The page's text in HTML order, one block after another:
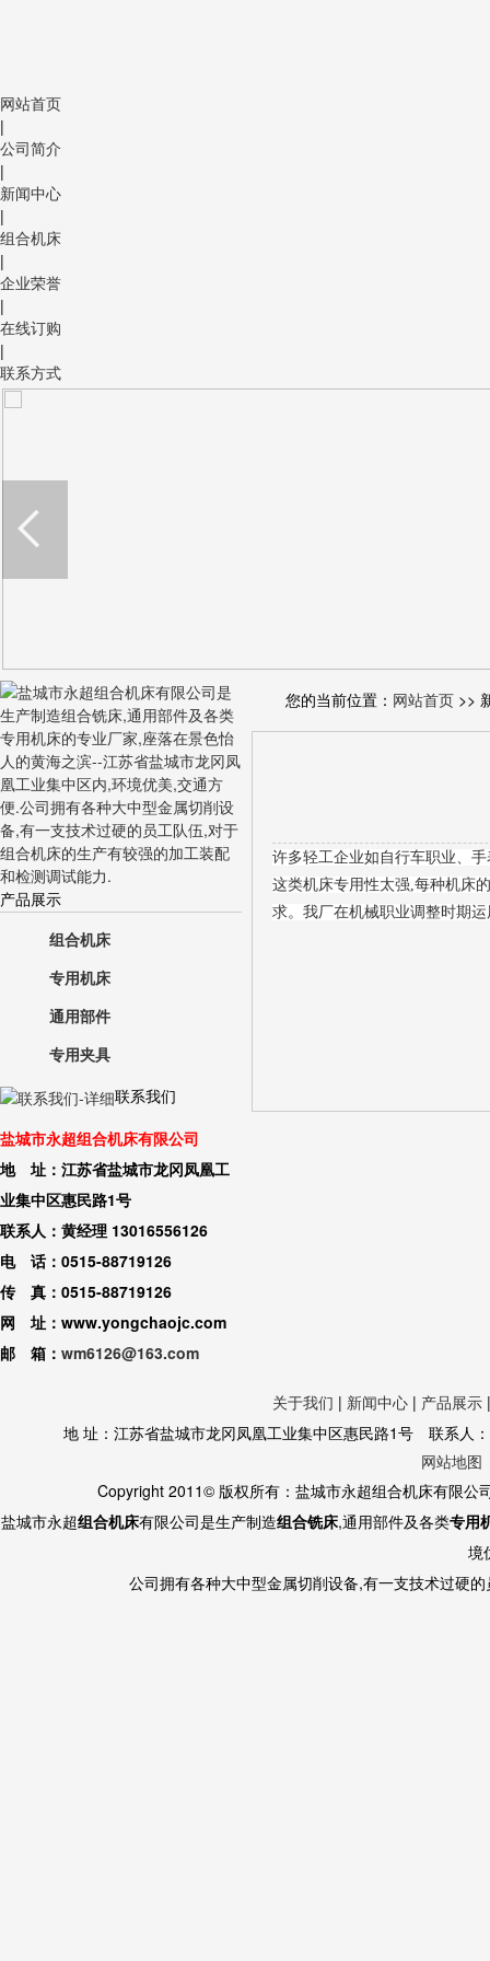
网站首页
|
公司简介
|
新闻中心
|
组合机床
|
企业荣誉
|
在线订购
|
联系方式
产品展示
组合机床
专用机床
通用部件
专用夹具
联系我们
盐城市永超组合机床有限公司
地 址：江苏省盐城市龙冈凤凰工
业集中区惠民路1号
联系人：黄经理 13016556126
电 话：0515-88719126
传 真：0515-88719126
网 址：www.yongchaojc.com
邮 箱： wm6126@163.com
您的当前位置： 网站首页 >>
许多轻工企业如自行车职业、
这类机床专用性太强,每种机床
求。我厂在机械职业调整时期
关于我们 | 新闻中心 | 产品展示
地 址：江苏省盐城市龙冈凤凰工业集中区惠民路1号 联系
网站地图
Copyright 2011© 版权所有：盐城市永超组合机床有限
盐城市永超组合机床有限公司是生产制造组合铣床,通用部件及各类专用
境
公司拥有各种大中型金属切削设备,有一支技术过硬